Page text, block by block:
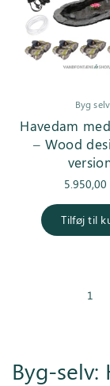
Byg selv
Havedam
– Wood
5.950,00
Tilføj til
1
Byg-selv: